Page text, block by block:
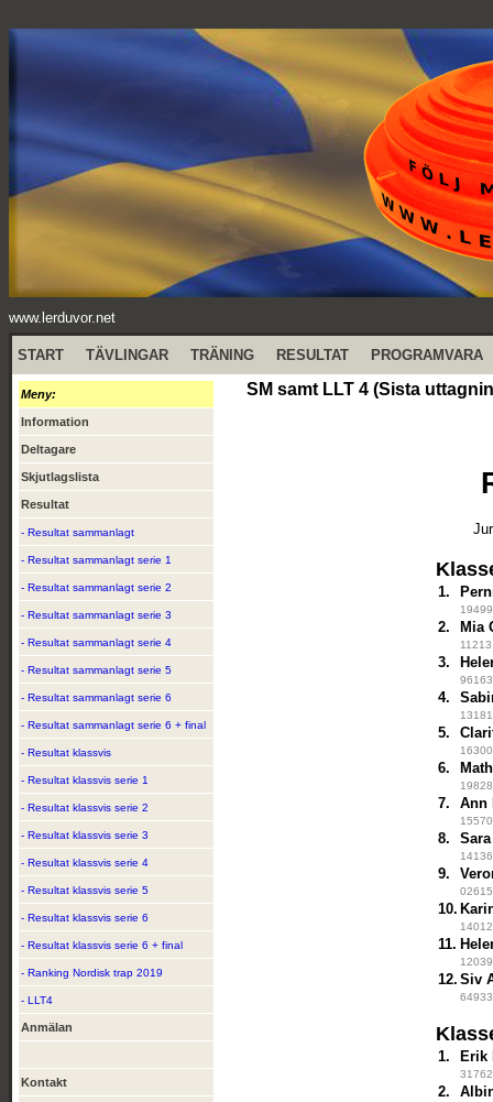
www.lerduvor.net
START TÄVLINGAR TRÄNING RESULTAT PROGRAMVARA
Meny:
Information
Deltagare
Skjutlagslista
Resultat
- Resultat sammanlagt
- Resultat sammanlagt serie 1
- Resultat sammanlagt serie 2
- Resultat sammanlagt serie 3
- Resultat sammanlagt serie 4
- Resultat sammanlagt serie 5
- Resultat sammanlagt serie 6
- Resultat sammanlagt serie 6 + final
- Resultat klassvis
- Resultat klassvis serie 1
- Resultat klassvis serie 2
- Resultat klassvis serie 3
- Resultat klassvis serie 4
- Resultat klassvis serie 5
- Resultat klassvis serie 6
- Resultat klassvis serie 6 + final
- Ranking Nordisk trap 2019
- LLT4
Anmälan
Kontakt
SM samt LLT 4 (Sista
1.
2. Mia
3.
4.
5.
6.
7. Ann
8.
9.
10.
11.
12. Siv
1. Erik
2.